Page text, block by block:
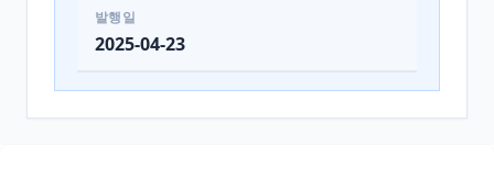
발행일
2025-04-23